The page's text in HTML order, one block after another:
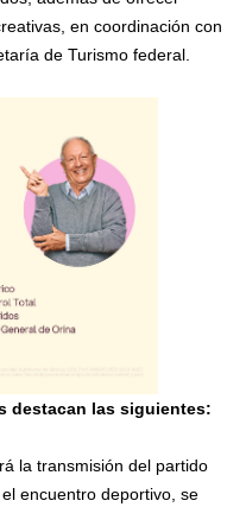
en coordinación con
de Turismo federal.
destacan las siguientes:
la transmisión del partido
encuentro deportivo, se